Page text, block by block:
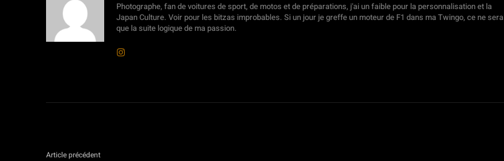
Photographe, fan de voitures de sport, de motos et de préparations, j'ai un faible pour la personnalisation et la
Japan Culture. Voir pour les bitzas improbables. Si un jour je greffe un moteur de F1 dans ma Twingo, ce ne sera
que la suite logique de ma passion.
Article précédent